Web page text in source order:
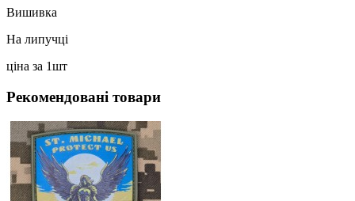
Вишивка
На липучці
ціна за 1шт
Рекомендовані товари